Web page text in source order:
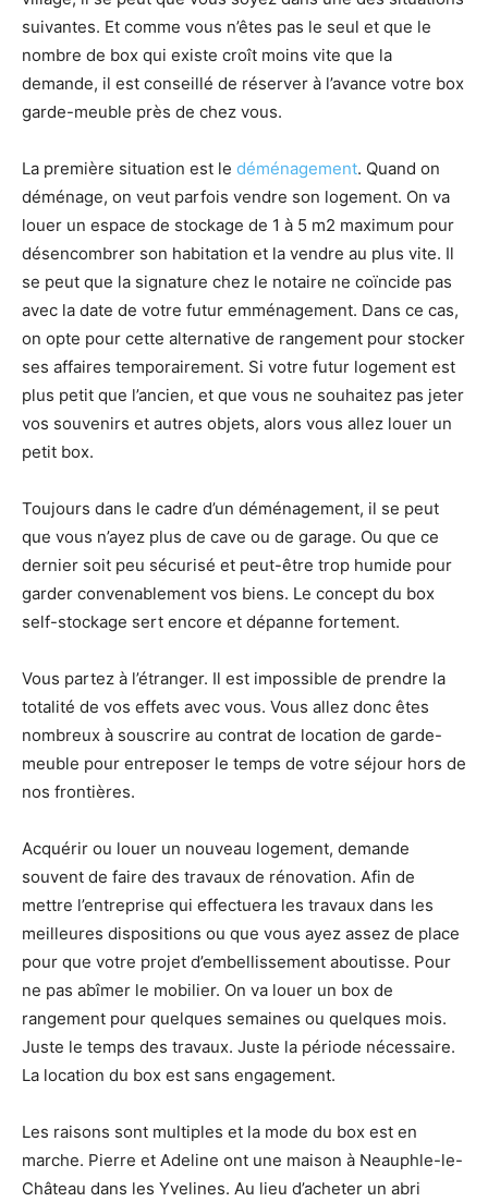
suivantes. Et comme vous n’êtes pas le seul et que le
nombre de box qui existe croît moins vite que la
demande, il est conseillé de réserver à l’avance votre box
garde-meuble près de chez vous.
La première situation est le déménagement. Quand on
déménage, on veut parfois vendre son logement. On va
louer un espace de stockage de 1 à 5 m2 maximum pour
désencombrer son habitation et la vendre au plus vite. Il
se peut que la signature chez le notaire ne coïncide pas
avec la date de votre futur emménagement. Dans ce cas,
on opte pour cette alternative de rangement pour stocker
ses affaires temporairement. Si votre futur logement est
plus petit que l’ancien, et que vous ne souhaitez pas jeter
vos souvenirs et autres objets, alors vous allez louer un
petit box.
Toujours dans le cadre d’un déménagement, il se peut
que vous n’ayez plus de cave ou de garage. Ou que ce
dernier soit peu sécurisé et peut-être trop humide pour
garder convenablement vos biens. Le concept du box
self-stockage sert encore et dépanne fortement.
Vous partez à l’étranger. Il est impossible de prendre la
totalité de vos effets avec vous. Vous allez donc êtes
nombreux à souscrire au contrat de location de garde-
meuble pour entreposer le temps de votre séjour hors de
nos frontières.
Acquérir ou louer un nouveau logement, demande
souvent de faire des travaux de rénovation. Afin de
mettre l’entreprise qui effectuera les travaux dans les
meilleures dispositions ou que vous ayez assez de place
pour que votre projet d’embellissement aboutisse. Pour
ne pas abîmer le mobilier. On va louer un box de
rangement pour quelques semaines ou quelques mois.
Juste le temps des travaux. Juste la période nécessaire.
La location du box est sans engagement.
Les raisons sont multiples et la mode du box est en
marche. Pierre et Adeline ont une maison à Neauphle-le-
Château dans les Yvelines. Au lieu d’acheter un abri